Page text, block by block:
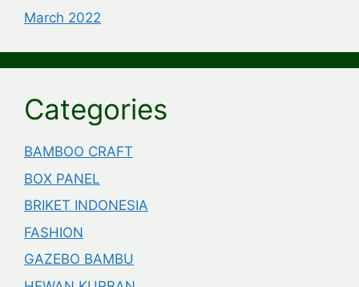
March 2022
Categories
BAMBOO CRAFT
BOX PANEL
BRIKET INDONESIA
FASHION
GAZEBO BAMBU